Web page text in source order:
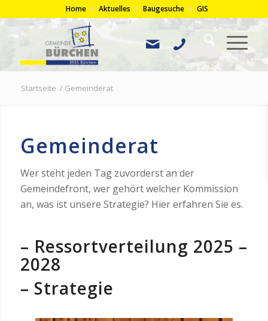
Home Aktuelles Baugesuche GIS
Startseite / Gemeinderat
Gemeinderat
Wer steht jeden Tag zuvorderst an der
Gemeindefront, wer gehört welcher Kommission
an, was ist unsere Strategie? Hier erfahren Sie es.
– Ressortverteilung 2025 –
2028
– Strategie